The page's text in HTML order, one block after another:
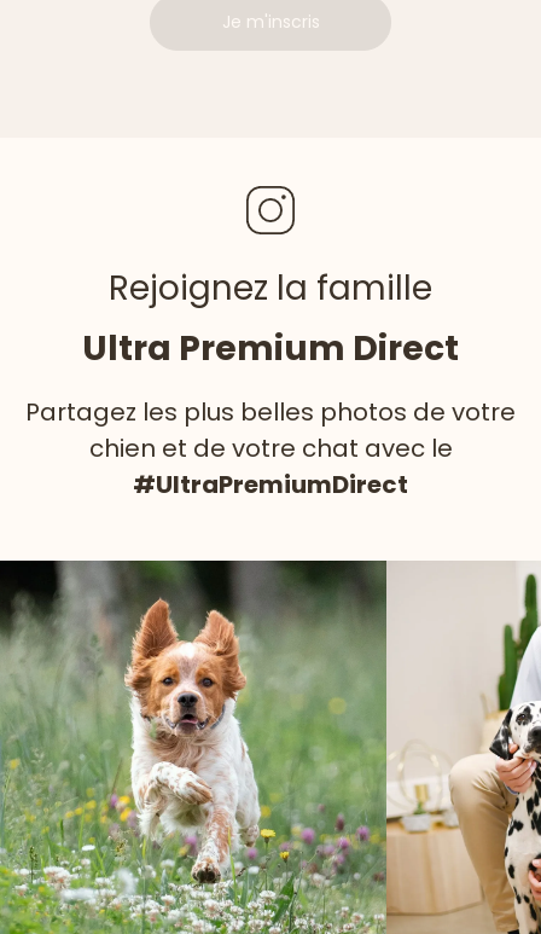
Je m'inscris
Rejoignez la famille
Ultra Premium Direct
Partagez les plus belles photos de votre
chien et de votre chat avec le
#UltraPremiumDirect